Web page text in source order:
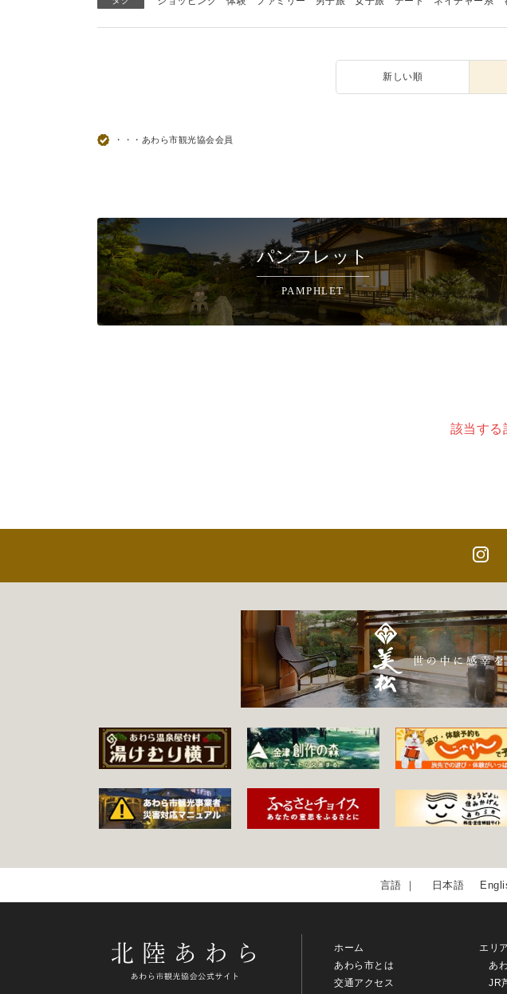
新しい順
・・・あわら市観光協会会員
パンフレット
PAMPHLET
該当する
日本語
ホーム
あわら市とは
交通アクセス
エリ
あ
JR